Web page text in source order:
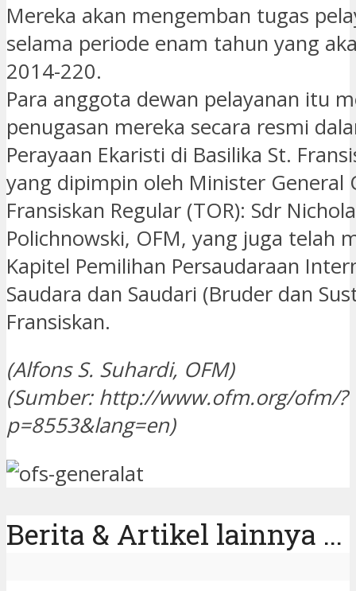
Mereka akan mengemban tugas
selama periode enam tahun yang
2014-220.
Para anggota dewan pelayanan itu
penugasan mereka secara resmi
Perayaan Ekaristi di Basilika St.
yang dipimpin oleh Minister General
Fransiskan Regular (TOR): Sdr
Polichnowski, OFM, yang juga telah
Kapitel Pemilihan Persaudaraan
Saudara dan Saudari (Bruder dan
Fransiskan.
(Alfons S. Suhardi, OFM)
(Sumber: http://www.ofm.org/ofm/?
p=8553&lang=en)
Berita & Artikel lainnya ...